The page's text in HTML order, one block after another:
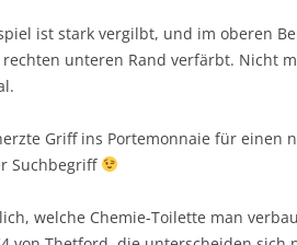
ist stark vergilbt, und im oberen
unteren Rand verfärbt. Nicht
Griff ins Portemonnaie für einen
Suchbegriff
welche Chemie-Toilette man